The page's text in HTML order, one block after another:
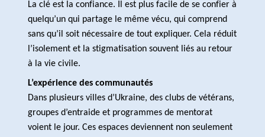
La clé est la confiance. Il est plus facile de se confier à
quelqu’un qui partage le même vécu, qui comprend
sans qu’il soit nécessaire de tout expliquer. Cela réduit
l’isolement et la stigmatisation souvent liés au retour
à la vie civile.
L’expérience des communautés
Dans plusieurs villes d’Ukraine, des clubs de vétérans,
groupes d’entraide et programmes de mentorat
voient le jour. Ces espaces deviennent non seulement